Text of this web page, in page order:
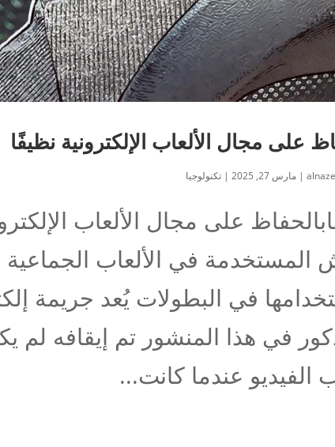
على مجال الألعاب الإلكترونية نظيفًا
| مارس 27, 2025 | تكنولوجيا
على مجال الألعاب
المستخدمة في الألعاب الجماعية
في هذا المنشور تم إيقافه
الفيديو عندما كانت...